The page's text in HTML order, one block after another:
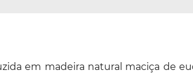
em madeira natural maciça de